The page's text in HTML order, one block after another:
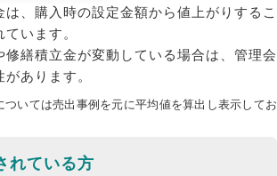
、購入時の設定金額から値上がりするこ
います。
修繕積立金が変動している場合は、管理会
あります。
いては売出事例を元に平均値を算出し表示してお
れている方